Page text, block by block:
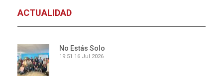
ACTUALIDAD
No Estás Solo
19:51 16 Jul 2026